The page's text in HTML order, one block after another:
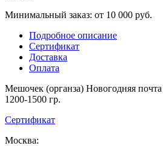
Минимальный заказ: от 10 000 руб.
Подробное описание
Сертификат
Доставка
Оплата
Мешочек (органза) Новогодняя
1200-1500 гр.
Сертификат
Москва: